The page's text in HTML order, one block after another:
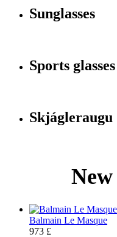
Sunglasses
Sports glasses
Skjágleraugu
Balmain Le Masque
973 £